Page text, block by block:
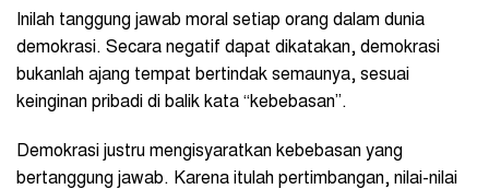
Inilah tanggung jawab moral setiap orang dalam dunia
demokrasi. Secara negatif dapat dikatakan, demokrasi
bukanlah ajang tempat bertindak semaunya, sesuai
keinginan pribadi di balik kata “kebebasan”.
Demokrasi justru mengisyaratkan kebebasan yang
bertanggung jawab. Karena itulah pertimbangan, nilai-nilai